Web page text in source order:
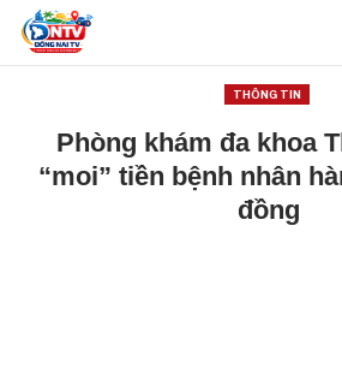
THÔNG TIN
Phòng khám đa khoa
“moi” tiền bệnh nhân
đồng